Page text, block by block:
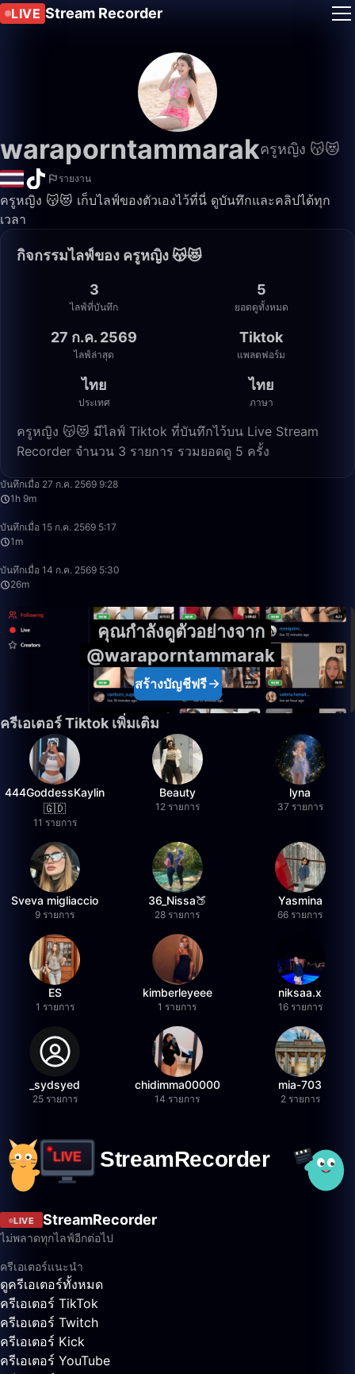
LIVE Stream Recorder
waraporntammarakครูหญิง 😽😻
รายงาน
ครูหญิง 😽😻 เก็บไลฟ์ของตัวเองไว้ที่นี่ ดูบันทึกและคลิปได้ทุก
เวลา
กิจกรรมไลฟ์ของ ครูหญิง 😽😻
3
ไลฟ์ที่บันทึก
5
ยอดดูทั้งหมด
27 ก.ค. 2569
ไลฟ์ล่าสุด
Tiktok
แพลตฟอร์ม
ไทย
ประเทศ
ไทย
ภาษา
ครูหญิง 😽😻 มีไลฟ์ Tiktok ที่บันทึกไว้บน Live Stream
Recorder จำนวน 3 รายการ รวมยอดดู 5 ครั้ง
บันทึกเมื่อ 27 ก.ค. 2569 9:28
1h 9m
บันทึกเมื่อ 15 ก.ค. 2569 5:17
1m
บันทึกเมื่อ 14 ก.ค. 2569 5:30
26m
คุณกำลังดูตัวอย่างจาก
@waraporntammarak
สร้างบัญชีฟรี
ครีเอเตอร์ Tiktok เพิ่มเติม
444GoddessKaylin
🇬🇩
11 รายการ
Beauty
12 รายการ
lyna
37 รายการ
Sveva migliaccio
9 รายการ
36_Nissa🍑
28 รายการ
Yasmina
66 รายการ
ES
1 รายการ
kimberleyeee
1 รายการ
niksaa.x
16 รายการ
_sydsyed
25 รายการ
chidimma00000
14 รายการ
mia-703
2 รายการ
LIVE StreamRecorder
ไม่พลาดทุกไลฟ์อีกต่อไป
ครีเอเตอร์แนะนำ
ดูครีเอเตอร์ทั้งหมด
ครีเอเตอร์ TikTok
ครีเอเตอร์ Twitch
ครีเอเตอร์ Kick
ครีเอเตอร์ YouTube